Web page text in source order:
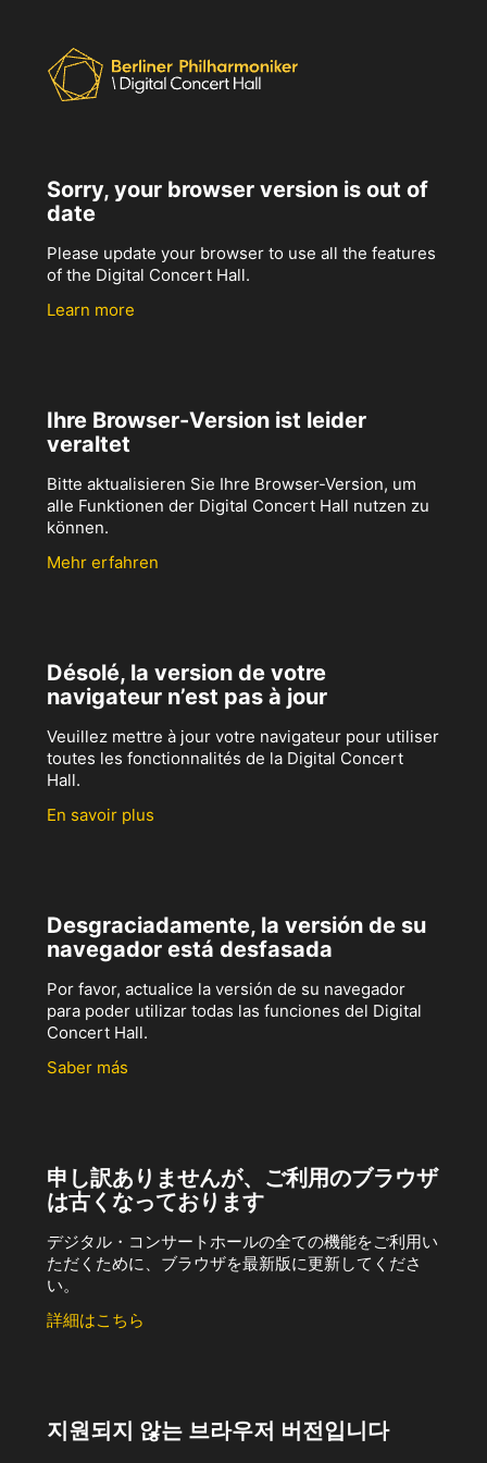
Sorry, your browser version is out of
date
Please update your browser to use all the features
of the Digital Concert Hall.
Learn more
Ihre Browser-Version ist leider
veraltet
Bitte aktualisieren Sie Ihre Browser-Version, um
alle Funktionen der Digital Concert Hall nutzen zu
können.
Mehr erfahren
Désolé, la version de votre
navigateur n’est pas à jour
Veuillez mettre à jour votre navigateur pour utiliser
toutes les fonctionnalités de la Digital Concert
Hall.
En savoir plus
Desgraciadamente, la versión de su
navegador está desfasada
Por favor, actualice la versión de su navegador
para poder utilizar todas las funciones del Digital
Concert Hall.
Saber más
申し訳ありませんが、ご利用のブラウザ
は古くなっております
デジタル・コンサートホールの全ての機能をご利用い
ただくために、ブラウザを最新版に更新してくださ
い。
詳細はこちら
지원되지 않는 브라우저 버전입니다